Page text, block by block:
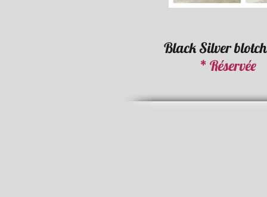
Black Silver
* Réservée